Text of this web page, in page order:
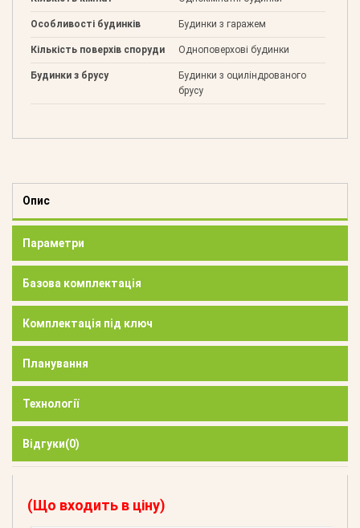
Особливості будинків Будинки з гаражем
Кількість поверхів споруди Одноповерхові будинки
Будинки з брусу
Будинки з оциліндрованого
брусу
Опис
Параметри
Базова комплектація
Комплектація під ключ
Планування
Технології
Відгуки(0)
(Що входить в ціну)